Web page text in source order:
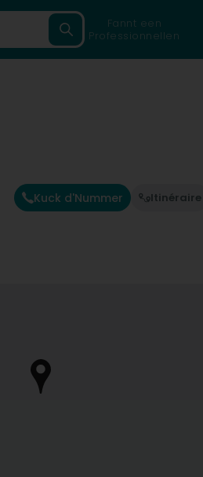
Fannt een
Professionnellen
Kuck d'Nummer Itinéraire